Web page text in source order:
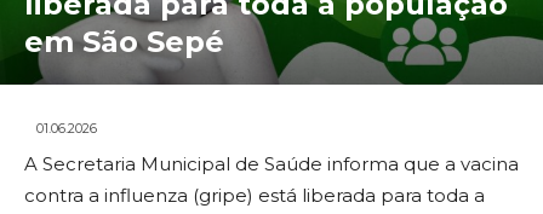
em São Sepé
01.06.2026
A Secretaria Municipal de Saúde informa que a vacina
contra a influenza (gripe) está liberada para toda a